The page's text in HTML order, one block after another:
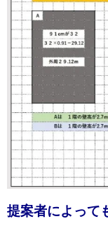
提案者によって